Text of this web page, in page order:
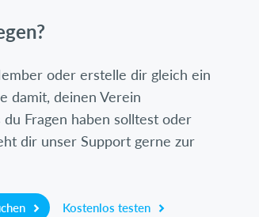
oder erstelle dir gleich ein
damit, deinen Verein
du Fragen haben solltest oder
dir unser Support gerne zur
Kostenlos testen